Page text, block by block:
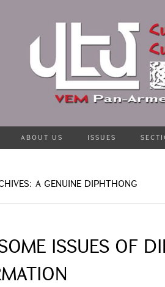
ABOUT US ISSUES
A GENUINE DIPHTHONG
ISSUES OF